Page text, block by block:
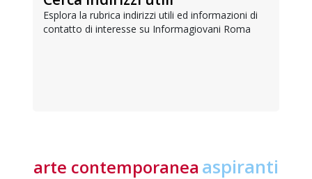
Esplora la rubrica indirizzi utili ed informazioni di
contatto di interesse su Informagiovani Roma
arte contemporanea aspiranti